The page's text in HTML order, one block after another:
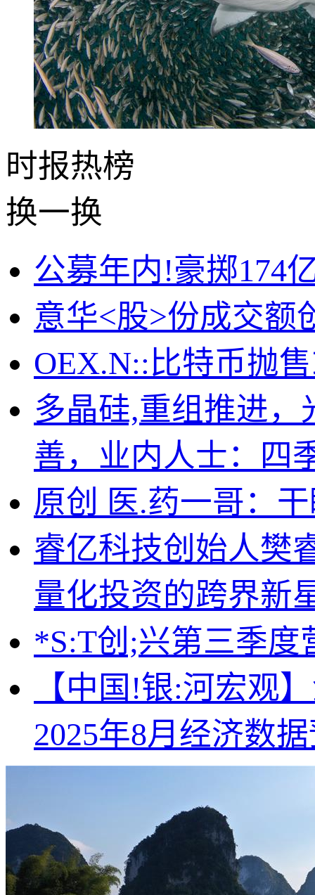
时报热榜
换一换
公募年内!豪掷174
意华<股>份成交额
OEX.N::比特币抛
多晶硅,重组推进
善，业内人士：四
原创 医.药一哥：
睿亿科技创始人樊
量化投资的跨界新
*S:T创;兴第三季度
【中国!银:河宏观
2025年8月经济数